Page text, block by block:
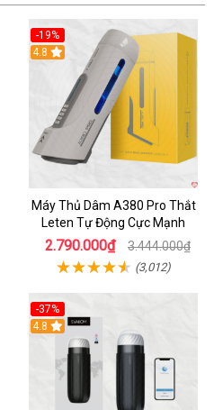
-19%
Hot
4.8
Máy Thủ Dâm A380 Pro Thắt
Leten Tự Động Cực Mạnh
2.790.000₫ 3.444.000₫
(3,012)
-37%
4.8